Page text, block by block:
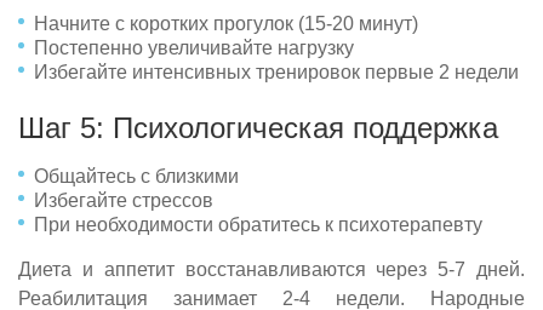
Начните с коротких прогулок (15-20 минут)
Постепенно увеличивайте нагрузку
Избегайте интенсивных тренировок первые 2 недели
Шаг 5: Психологическая поддержка
Общайтесь с близкими
Избегайте стрессов
При необходимости обратитесь к психотерапевту
Диета и аппетит восстанавливаются через 5-7 дней.
Реабилитация занимает 2-4 недели. Народные